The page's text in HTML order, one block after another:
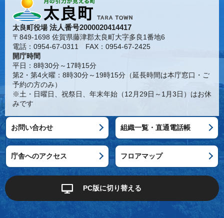
太良町役場法人番号2000020414417
〒849-1698 佐賀県藤津郡太良町大字多良1番地6
電話：0954-67-0311 FAX：0954-67-2425
開庁時間
平日：8時30分～17時15分
第2・第4火曜：8時30分～19時15分（延長時間は本庁窓口・ご
予約の方のみ）
※土・日曜日、祝祭日、年末年始（12月29日～1月3日）はお休
みです
お問い合わせ 組織一覧・直通電話帳
庁舎へのアクセス フロアマップ
PC版に切り替える